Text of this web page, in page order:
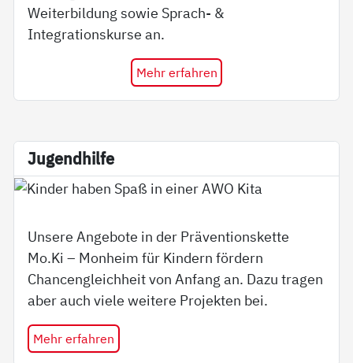
Weiterbildung sowie Sprach- &
Integrationskurse an.
Mehr erfahren
Ju­gend­hil­fe
Unsere Angebote in der Präventionskette
Mo.Ki – Monheim für Kindern fördern
Chancengleichheit von Anfang an. Dazu tragen
aber auch viele weitere Projekten bei.
Mehr erfahren